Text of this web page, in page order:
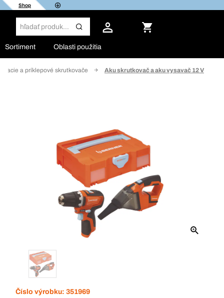
Shop
Sortiment Oblasti použitia
a príklepové skrutkovače Aku skrutkovač a aku vysavač 12 V
Číslo výrobku: 351969